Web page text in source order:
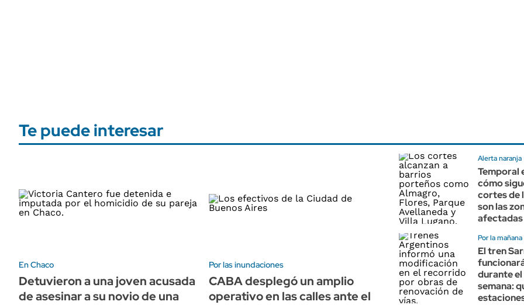
Te puede interesar
En Chaco
Detuvieron a una joven acusada
de asesinar a su novio de una
Por las inundaciones
CABA desplegó un amplio
operativo en las calles ante el
Alerta naranja
Temporal
cómo
cortes de
son las
afectadas
Por la mañana
El tren
durante
semana: